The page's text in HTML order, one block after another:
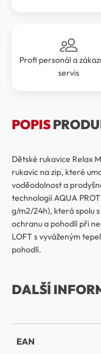
Profi personál a
servis
POPIS
Dětské rukavice Relax
rukavic na zip, které
voděodolnost a
technologií AQUA
g/m2/24h), která spolu
ochranu a pohodlí při
LOFT s vyváženým
pohodlí.
DALŠÍ
EAN